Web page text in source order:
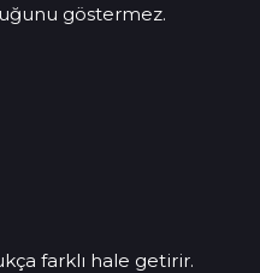
göstermez.
farklı hale getirir.